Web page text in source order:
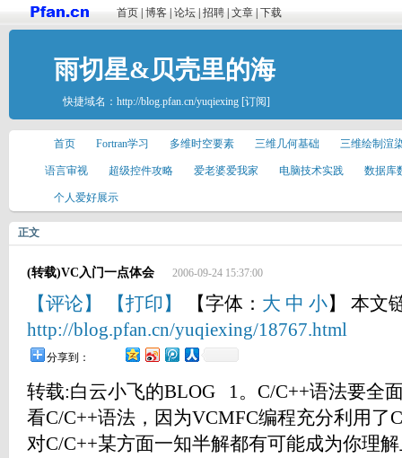
首页 博客 论坛 招聘 文章 下载
雨切星&贝壳里的海
快捷域名： http://blog.pfan.cn/yuqiexing [订阅]
首页 Fortran学习 多维时空要素 三维几何基础 三维绘制渲
语言审视 超级控件攻略 爱老婆爱我家 电脑技术实践 数据库
个人爱好展示
正文
(转载)VC入门一点体会 2006-09-24 15:37:00
【评论】 【打印】 【字体： 大 中 小】 本文
http://blog.pfan.cn/yuqiexing/18767.html
分享到：
转载:白云小飞的BLOG 1。C/C++语法要全
看C/C++语法，因为VCMFC编程充分利用了
对C/C++某方面一知半解都有可能成为你理